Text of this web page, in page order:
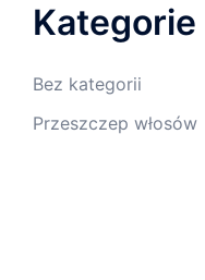
Kategorie
Bez kategorii
Przeszczep włosów